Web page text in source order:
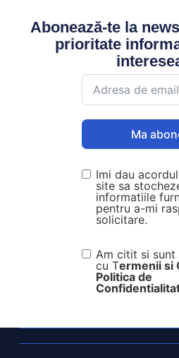
Abonează-te la
prioritate
Ma
Imi dau
site sa
informatiile
pentru a-mi
solicitare.
Am citit si sunt
cu Termenii si
Politica de